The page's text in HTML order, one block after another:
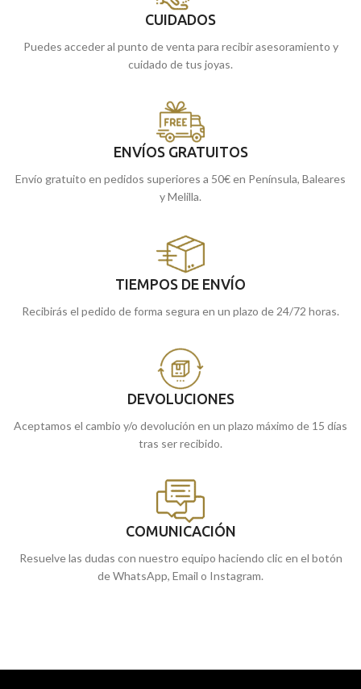
CUIDADOS
Puedes acceder al punto de venta para recibir asesoramiento y
cuidado de tus joyas.
ENVÍOS GRATUITOS
Envío gratuito en pedidos superiores a 50€ en Península, Baleares
y Melilla.
TIEMPOS DE ENVÍO
Recibirás el pedido de forma segura en un plazo de 24/72 horas.
DEVOLUCIONES
Aceptamos el cambio y/o devolución en un plazo máximo de 15 días
tras ser recibido.
COMUNICACIÓN
Resuelve las dudas con nuestro equipo haciendo clic en el botón
de WhatsApp, Email o Instagram.